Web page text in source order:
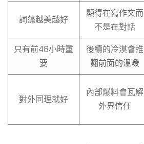
詞藻越美越好
顯得在寫作文而
不是在對話
只有前48小時重
要
後續的冷漠會推
翻前面的溫暖
對外同理就好
內部爆料會瓦解
外界信任